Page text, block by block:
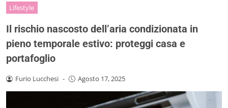
Lifestyle
Il rischio nascosto dell’aria condizionata in
pieno temporale estivo: proteggi casa e
portafoglio
Furio Lucchesi - Agosto 17, 2025